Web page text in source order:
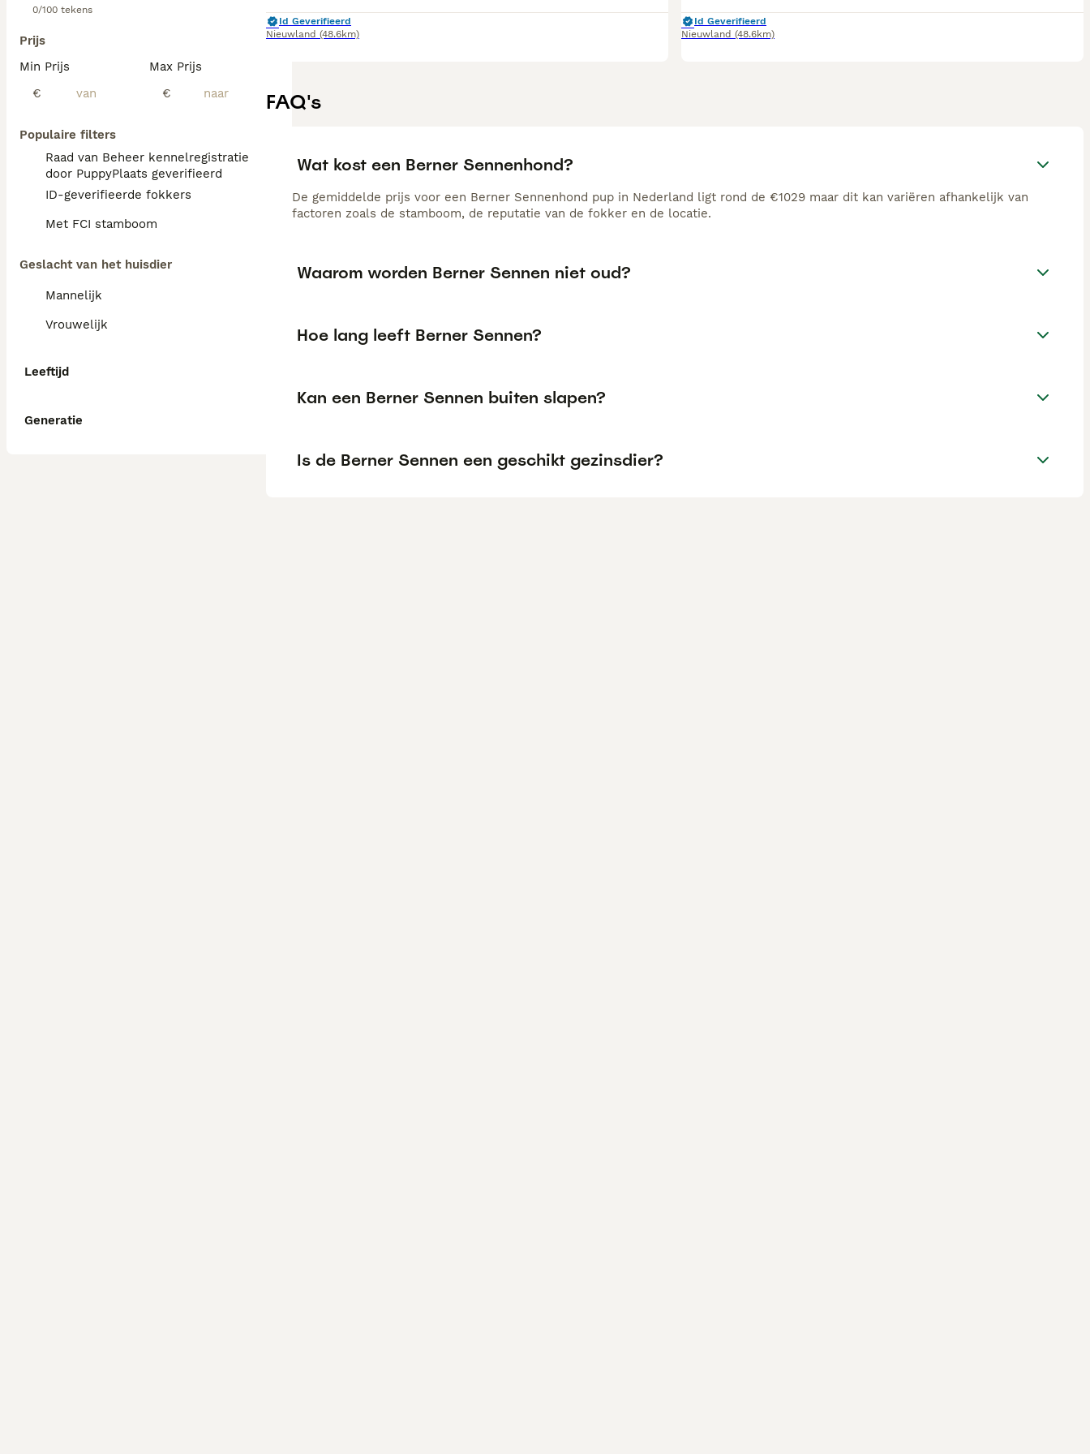
0/100 tekens
Prijs
Min Prijs
€
Max Prijs
€
Populaire filters
Raad van Beheer kennelregistratie
door PuppyPlaats geverifieerd
ID-geverifieerde fokkers
Met FCI stamboom
Geslacht van het huisdier
Mannelijk
Vrouwelijk
Leeftijd
Generatie
Id Geverifieerd
Nieuwland (48.6km)
Id Geverifieerd
Nieuwland (48.6km)
FAQ's
Wat kost een Berner Sennenhond?
De gemiddelde prijs voor een Berner Sennenhond pup in Nederland ligt rond de €1029 maar dit kan variëren afhankelijk van
factoren zoals de stamboom, de reputatie van de fokker en de locatie.
Waarom worden Berner Sennen niet oud?
Hoe lang leeft Berner Sennen?
Kan een Berner Sennen buiten slapen?
Is de Berner Sennen een geschikt gezinsdier?